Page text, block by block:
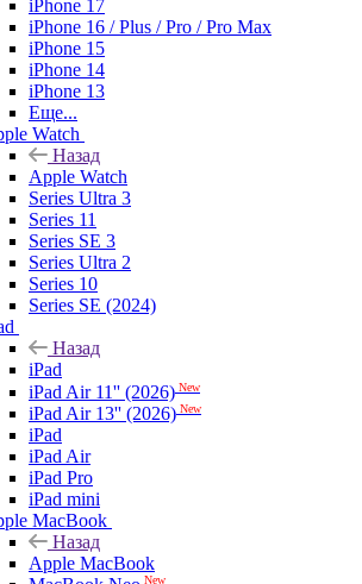
iPhone 17
iPhone 16 / Plus / Pro / Pro Max
iPhone 15
iPhone 14
iPhone 13
Еще...
Watch
Назад
Apple Watch
Series Ultra 3
Series 11
Series SE 3
Series Ultra 2
Series 10
Series SE (2024)
Назад
iPad
iPad Air 11'' (2026) New
iPad Air 13'' (2026) New
iPad
iPad Air
iPad Pro
iPad mini
MacBook
Назад
Apple MacBook
New